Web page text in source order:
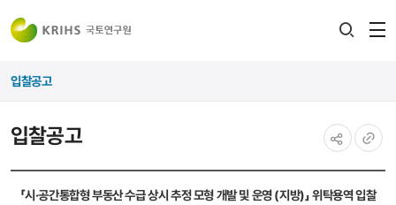
입찰공고
입찰공고
복사
「시·공간통합형 부동산 수급 상시 추정 모형 개발 및 운영 (지방)」 위탁용역 입찰